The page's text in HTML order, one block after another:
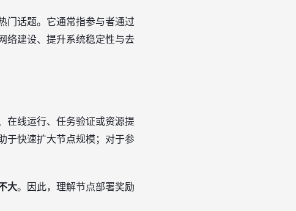
门话题。它通常指参与者通过
络建设、提升系统稳定性与去
在线运行、任务验证或资源提
于快速扩大节点规模；对于参
大。因此，理解节点部署奖励